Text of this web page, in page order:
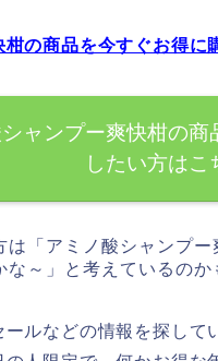
の商品を今すぐお得に
ャンプー爽快柑の商
したい方はこ
は「アミノ酸シャンプ
～」と考えているのか
ルなどの情報を探し